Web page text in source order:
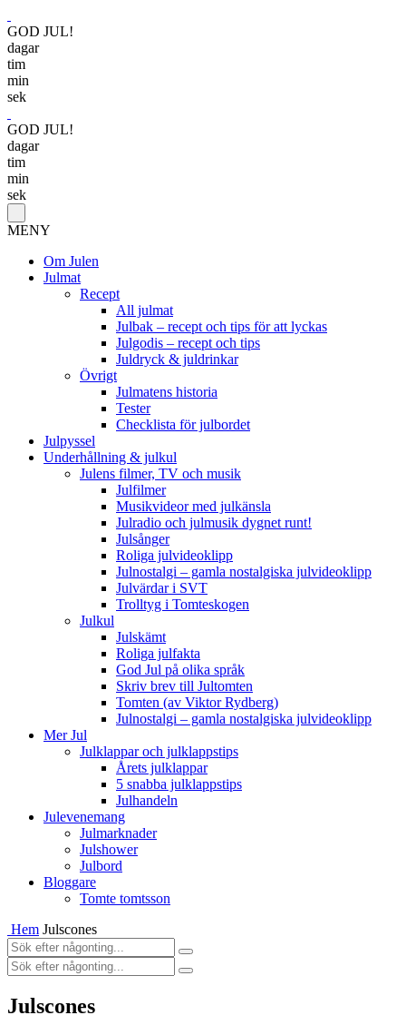
GOD JUL!
dagar
tim
min
sek
GOD JUL!
dagar
tim
min
sek
MENY
Om Julen
Julmat
Recept
All julmat
Julbak – recept och tips för att lyckas
Julgodis – recept och tips
Juldryck & juldrinkar
Övrigt
Julmatens historia
Tester
Checklista för julbordet
Julpyssel
Underhållning & julkul
Julens filmer, TV och musik
Julfilmer
Musikvideor med julkänsla
Julradio och julmusik dygnet runt!
Julsånger
Roliga julvideoklipp
Julnostalgi – gamla nostalgiska julvideoklipp
Julvärdar i SVT
Trolltyg i Tomteskogen
Julkul
Julskämt
Roliga julfakta
God Jul på olika språk
Skriv brev till Jultomten
Tomten (av Viktor Rydberg)
Julnostalgi – gamla nostalgiska julvideoklipp
Mer Jul
Julklappar och julklappstips
Årets julklappar
5 snabba julklappstips
Julhandeln
Julevenemang
Julmarknader
Julshower
Julbord
Bloggare
Tomte tomtsson
Hem Julscones
Julscones